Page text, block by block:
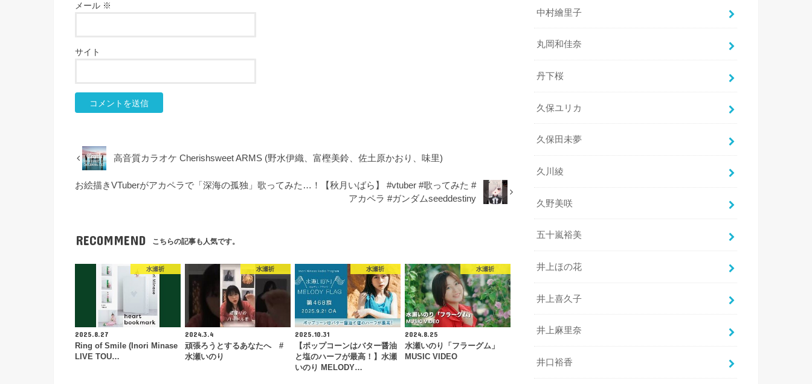
メール ※
サイト
高音質カラオケ Cherishsweet ARMS (野水伊織、富樫美鈴、佐土原かおり、味里)
お絵描きVTuberがアカペラで「深海の孤独」歌ってみた…！【秋月いばら】 #vtuber #歌ってみた #
アカペラ #ガンダムseeddestiny
RECOMMEND こちらの記事も人気です。
水瀬祈
2025.8.27
Ring of Smile (Inori Minase
LIVE TOU…
水瀬祈
2024.3.4
頑張ろうとするあなたへ #
水瀬いのり
水瀬祈
2025.10.31
【ポップコーンはバター醤油
と塩のハーフが最高！】水瀬
いのり MELODY…
水瀬祈
2024.8.25
水瀬いのり「フラーグム」
MUSIC VIDEO
中村繪里子
丸岡和佳奈
丹下桜
久保ユリカ
久保田未夢
久川綾
久野美咲
五十嵐裕美
井上ほの花
井上喜久子
井上麻里奈
井口裕香